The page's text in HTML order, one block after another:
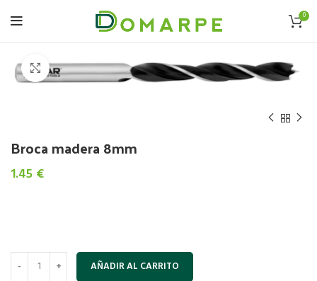
0
Click to enlarge
Broca madera 8mm
1.45 €
AÑADIR AL CARRITO